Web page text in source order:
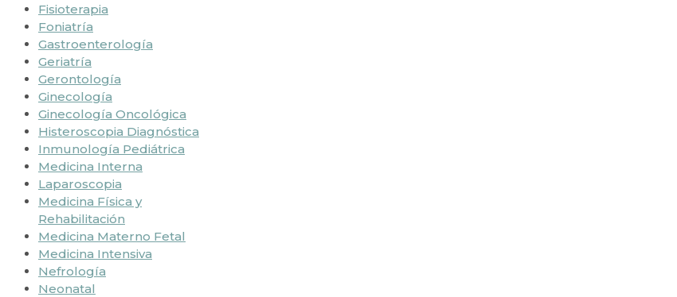
Fisioterapia
Foniatría
Gastroenterología
Geriatría
Gerontología
Ginecología
Ginecología Oncológica
Histeroscopia Diagnóstica
Inmunología Pediátrica
Medicina Interna
Laparoscopia
Medicina Física y
Rehabilitación
Medicina Materno Fetal
Medicina Intensiva
Nefrología
Neonatal